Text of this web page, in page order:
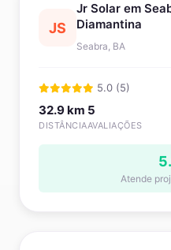
JS
Jr Solar em
Diamantina
Seabra, BA
5.0 (5)
32.9 km
DISTÂNCIA
5
AVALIAÇÕES
Atende